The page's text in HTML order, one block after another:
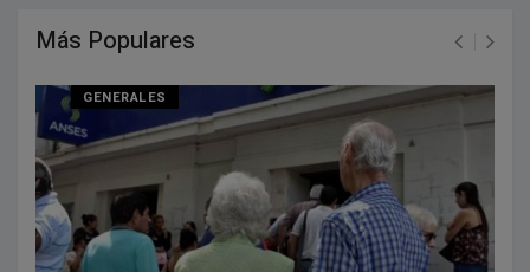
Más Populares
GENERALES